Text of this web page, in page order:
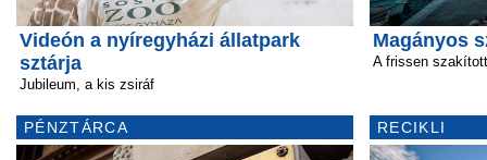
Videón a nyíregyházi állatpark
sztárja
Jubileum, a kis zsiráf
PÉNZTÁRCA
Magányos
A frissen
RECIKLI